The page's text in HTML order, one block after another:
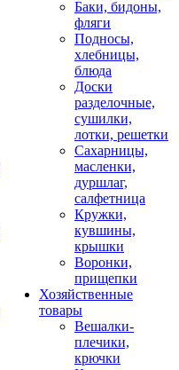
Баки, бидоны,
фляги
Подносы,
хлебницы,
блюда
Доски
разделочные,
сушилки,
лотки, решетки
Сахарницы,
масленки,
дуршлаг,
салфетница
Кружки,
кувшины,
крышки
Воронки,
прищепки
Хозяйственные
товары
Вешалки-
плечики,
крючки